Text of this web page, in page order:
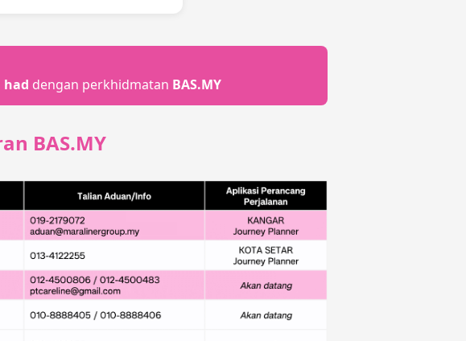
had dengan perkhidmatan BAS.MY
BAS.MY